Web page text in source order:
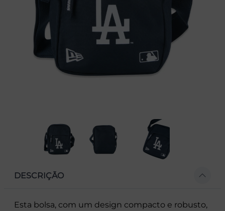
DESCRIÇÃO
Esta bolsa, com um design compacto e robusto,